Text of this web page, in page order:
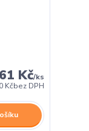
61 Kč/ks
Kčbez DPH